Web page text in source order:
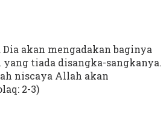
akan mengadakan baginya
tiada disangka-sangkanya.
niscaya Allah akan
2-3)